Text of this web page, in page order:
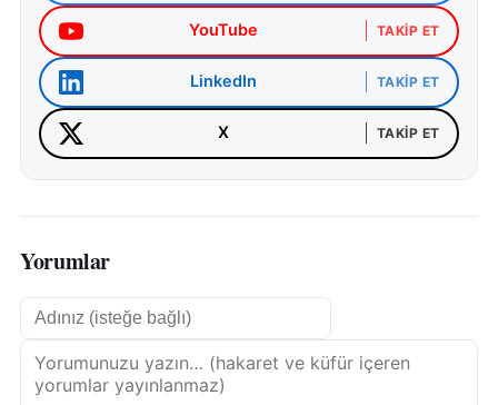
YouTube TAKIP ET
LinkedIn TAKIP ET
X TAKIP ET
Yorumlar